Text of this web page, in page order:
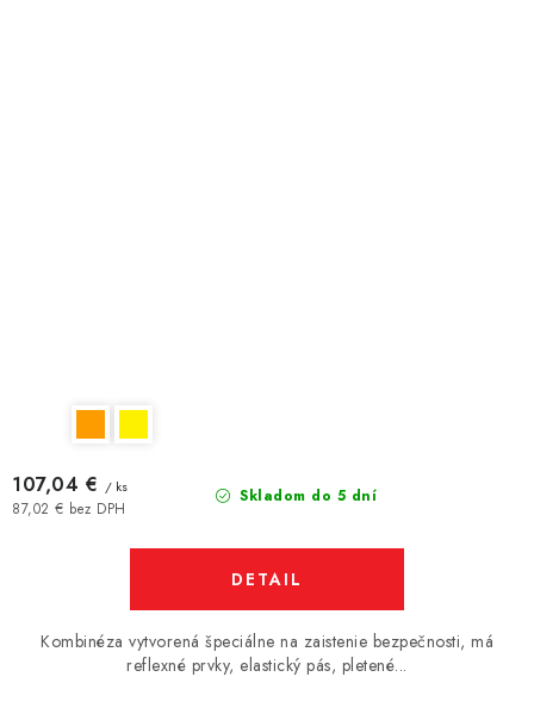
Skladom do 5 dní
87,02 € bez DPH
107,04 € / ks
DETAIL
Kombinéza vytvorená špeciálne na zaistenie bezpečnosti, má
reflexné prvky, elastický pás, pletené...